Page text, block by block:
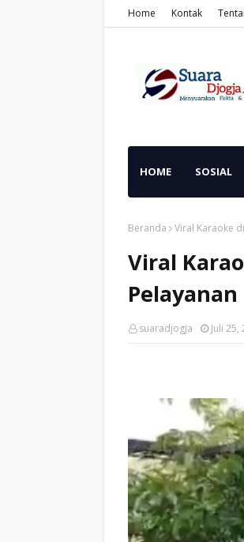
Home Kontak
HOME SOSIAL
Beranda Viral Karaoke
Viral
Pelayanan
suaradjogja Juli 25,